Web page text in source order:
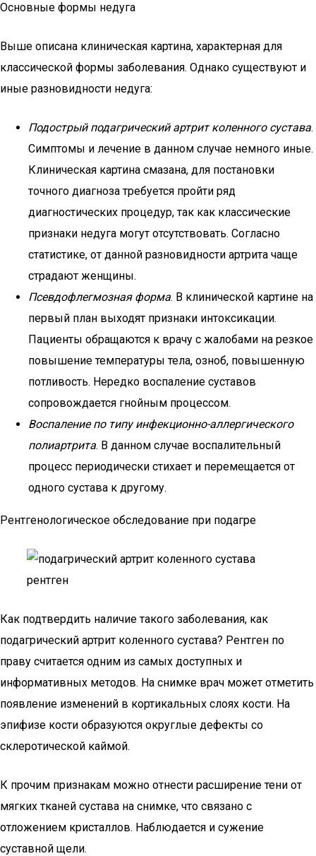
Основные формы недуга
Выше описана клиническая картина, характерная для
классической формы заболевания. Однако существуют и
иные разновидности недуга:
Подострый подагрический артрит коленного сустава.
Симптомы и лечение в данном случае немного иные.
Клиническая картина смазана, для постановки
точного диагноза требуется пройти ряд
диагностических процедур, так как классические
признаки недуга могут отсутствовать. Согласно
статистике, от данной разновидности артрита чаще
страдают женщины.
Псевдофлегмозная форма. В клинической картине на
первый план выходят признаки интоксикации.
Пациенты обращаются к врачу с жалобами на резкое
повышение температуры тела, озноб, повышенную
потливость. Нередко воспаление суставов
сопровождается гнойным процессом.
Воспаление по типу инфекционно-аллергического
полиартрита. В данном случае воспалительный
процесс периодически стихает и перемещается от
одного сустава к другому.
Рентгенологическое обследование при подагре
Как подтвердить наличие такого заболевания, как
подагрический артрит коленного сустава? Рентген по
праву считается одним из самых доступных и
информативных методов. На снимке врач может отметить
появление изменений в кортикальных слоях кости. На
эпифизе кости образуются округлые дефекты со
склеротической каймой.
К прочим признакам можно отнести расширение тени от
мягких тканей сустава на снимке, что связано с
отложением кристаллов. Наблюдается и сужение
суставной щели.